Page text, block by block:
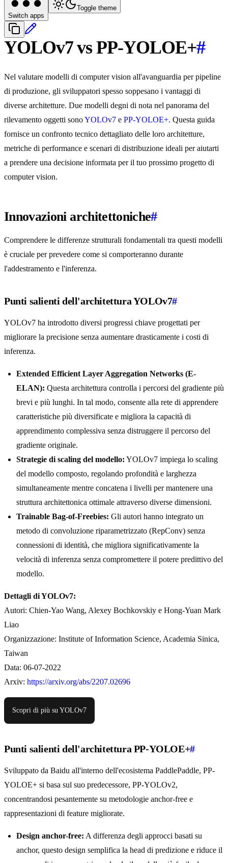
Switch apps
Toggle theme
YOLOv7 vs PP-YOLOE+#
Nel valutare modelli di computer vision all'avanguardia per pipeline
di produzione, gli sviluppatori spesso soppesano i vantaggi di
diverse architetture. Due modelli degni di nota nel panorama del
rilevamento oggetti sonoYOLOv7 e PP-YOLOE+. Questa guida
fornisce un confronto tecnico dettagliato delle loro architetture,
metriche di performance e scenari di distribuzione ideali per aiutarti
a prendere una decisione informata per il tuo prossimo progetto di
computer vision.
Innovazioni architettoniche#
Comprendere le differenze strutturali fondamentali tra questi modelli
è cruciale per prevedere come si comporteranno durante
l'addestramento e l'inferenza.
Punti salienti dell'architettura YOLOv7#
YOLOv7 ha introdotto diversi progressi chiave progettati per
migliorare la precisione senza aumentare drasticamente i costi di
inferenza.
Extended Efficient Layer Aggregation Networks (E-
ELAN): Questa architettura controlla i percorsi del gradiente più
brevi e più lunghi. In tal modo, consente alla rete di apprendere
caratteristiche più diversificate e migliora la capacità di
apprendimento complessiva senza distruggere il percorso del
gradiente originale.
Strategie di scaling del modello: YOLOv7 impiega lo scaling
del modello composto, regolando profondità e larghezza
simultaneamente mentre concatena i livelli per mantenere una
struttura architettonica ottimale attraverso diverse dimensioni.
Trainable Bag-of-Freebies: Gli autori hanno integrato un
metodo di convoluzione riparametrizzato (RepConv) senza
connessioni di identità, che migliora significativamente la
velocità di inferenza senza compromettere il potere predittivo del
modello.
Dettagli di YOLOv7:
Autori: Chien-Yao Wang, Alexey Bochkovskiy e Hong-Yuan Mark
Liao
Organizzazione: Institute of Information Science, Academia Sinica,
Taiwan
Data: 06-07-2022
Arxiv: https://arxiv.org/abs/2207.02696
Scopri di più su YOLOv7
Punti salienti dell'architettura PP-YOLOE+#
Sviluppato da Baidu all'interno dell'ecosistema PaddlePaddle, PP-
YOLOE+ si basa sul suo predecessore, PP-YOLOv2,
concentrandosi pesantemente su metodologie anchor-free e
rappresentazioni di feature migliorate.
Design anchor-free: A differenza degli approcci basati su
anchor, questo design semplifica la head di predizione e riduce il